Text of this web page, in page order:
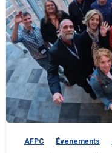
AFPC Évenements